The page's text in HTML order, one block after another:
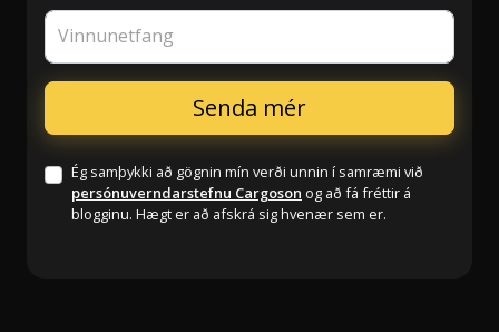
Vinnunetfang
Ég samþykki að gögnin mín verði unnin í samræmi við
persónuverndarstefnu Cargoson og að fá fréttir á
blogginu. Hægt er að afskrá sig hvenær sem er.